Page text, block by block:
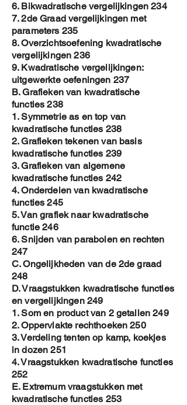
6. Bikwadratische vergelijkingen 234
7. 2de Graad vergelijkingen met
parameters 235
8. Overzichtsoefening kwadratische
vergelijkingen 236
9. Kwadratische vergelijkingen:
uitgewerkte oefeningen 237
B. Grafieken van kwadratische
functies 238
1. Symmetrie as en top van
kwadratische functies 238
2. Grafieken tekenen van basis
kwadratische functies 239
3. Grafieken van algemene
kwadratische functies 242
4. Onderdelen van kwadratische
functies 245
5. Van grafiek naar kwadratische
functie 246
6. Snijden van parabolen en rechten
247
C. Ongelijkheden van de 2de graad
248
D. Vraagstukken kwadratische functies
en vergelijkingen 249
1. Som en product van 2 getallen 249
2. Oppervlakte rechthoeken 250
3. Verdeling tenten op kamp, koekjes
in dozen 251
4. Vraagstukken kwadratische functies
252
E. Extremum vraagstukken met
kwadratische functies 253